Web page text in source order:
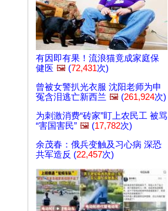
有因即有果！流浪猫竟成家庭保
健医 🖼️ (72,431次)
曾被女警扒光衣服 沈阳老师为申
冤含泪逃亡新西兰 🖼️ (261,924次)
为刺激消费“砖家”盯上农民工 被骂
“害国害民” 🖼️ (17,782次)
余茂春：俄兵变触及习心病 深恐
共军造反 (22,457次)